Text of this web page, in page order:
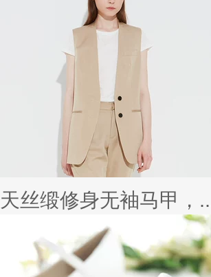
在买衣服的时候，我